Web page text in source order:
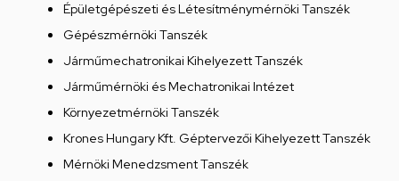
Épületgépészeti és Létesítménymérnöki Tanszék
Gépészmérnöki Tanszék
Járműmechatronikai Kihelyezett Tanszék
Járműmérnöki és Mechatronikai Intézet
Környezetmérnöki Tanszék
Krones Hungary Kft. Géptervezői Kihelyezett Tanszék
Mérnöki Menedzsment Tanszék